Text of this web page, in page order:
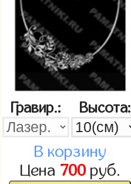
Гравир.: Высота:
В корзину
Цена 700руб.